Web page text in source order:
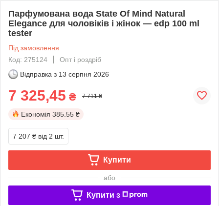
Парфумована вода State Of Mind Natural
Elegance для чоловіків і жінок — edp 100 ml
tester
Під замовлення
Код: 275124
Опт і роздріб
Відправка з 13 серпня 2026
7 325,45 ₴ 7 711 ₴
Економія 385.55 ₴
7 207 ₴ від 2 шт.
Купити
або
Купити з